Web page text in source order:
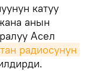
катуу
анын
Асел
радиосунун